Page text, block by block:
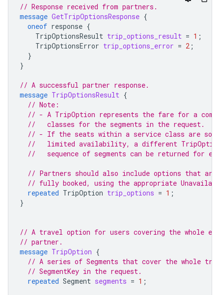
// Response received from partners.
message GetTripOptionsResponse {
oneof response {
TripOptionsResult trip_options_result = 1 ;
TripOptionsError trip_options_error = 2 ;
}
}
// A successful partner response.
message TripOptionsResult {
// Note:
// - A TripOption represents the fare for a
//   classes for the segments in the request.
// - If the seats within a service class are
//   limited availability, a different TripOption
//   sequence of segments can be returned for
// Partners should also include options that are
// fully booked, using the appropriate
repeated TripOption trip_options = 1 ;
}
// A travel option for users covering the whole
// partner.
message TripOption {
// A series of Segments that cover the whole
// SegmentKey in the request.
repeated Segment segments = 1 ;